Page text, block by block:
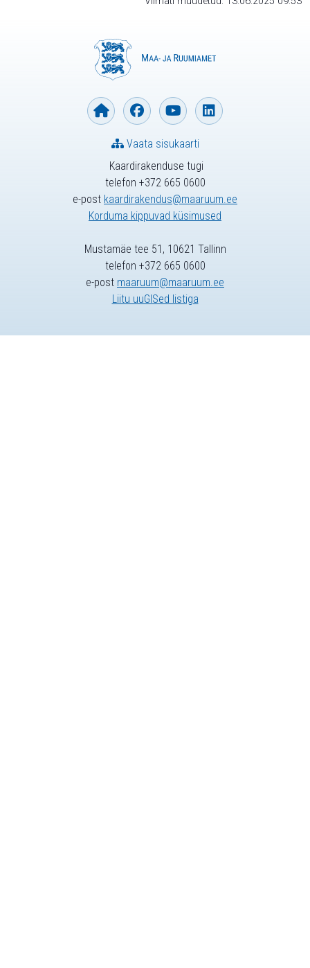
Kaardirakenduse tugi
telefon +372 665 0600
e-post kaardirakendus@maaruum.ee
Korduma kippuvad küsimused
Vaata sisukaarti
Mustamäe tee 51, 10621 Tallinn
telefon +372 665 0600
e-post maaruum@maaruum.ee
Liitu uuGISed listiga